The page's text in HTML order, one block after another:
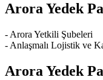
Arora Yedek
- Arora Yetkili Şubeleri
- Anlaşmalı Lojistik ve
Arora Yedek